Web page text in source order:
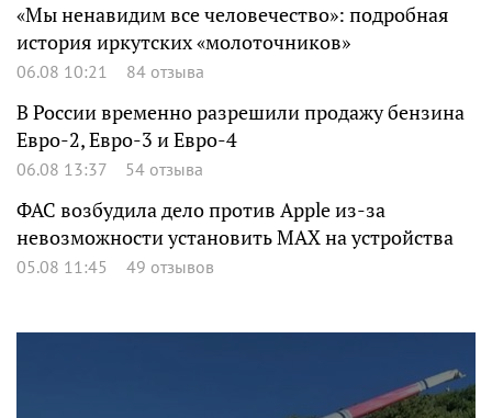
«Мы ненавидим все человечество»: подробная
история иркутских «молоточников»
06.08 10:21 84 отзыва
В России временно разрешили продажу бензина
Евро-2, Евро-3 и Евро-4
06.08 13:37 54 отзыва
ФАС возбудила дело против Apple из-за
невозможности установить MAX на устройства
05.08 11:45 49 отзывов